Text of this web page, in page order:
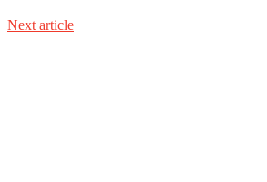
Next article